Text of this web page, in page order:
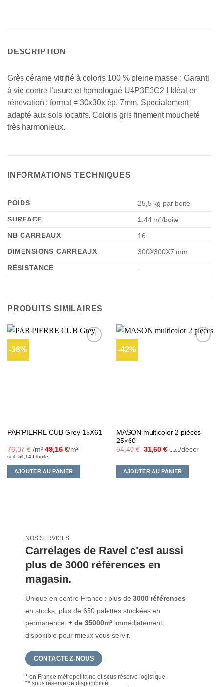
DESCRIPTION
Grès cérame vitrifié à coloris 100 % pleine masse : Garanti
à vie contre l’usure et homologué U4P3E3C2 ! Idéal en
rénovation : format = 30x30x ép. 7mm. Spécialement
adapté aux sols locatifs. Coloris gris finement moucheté
très harmonieux.
INFORMATIONS TECHNIQUES
POIDS
25,5 kg par boite
SURFACE
1.44 m²/boite
NB CARREAUX
16
DIMENSIONS CARREAUX
300X300X7 mm
RÉSISTANCE
PRODUITS SIMILAIRES
-36%
PAR’PIERRE CUB Grey 15X61
76,37€ /m² 49,16 €/m²
soit: 50,14 €/boite
AJOUTER AU PANIER
-42%
MASON multicolor 2 pièces
25×60
54,40€ Le
était :
54,40 €.
31,60 €Le
est :
31,60 €.
t.t.c. /décor
AJOUTER AU PANIER
NOS SERVICES
Carrelages de Ravel c'est aussi
plus de 3000 références en
magasin.
Unique en centre France : plus de3000 références
en stocks, plus de 650 palettes stockées en
permanence,+ de 35000m² immédiatement
disponible pour mieux vous servir.
CONTACTEZ-NOUS
* en France métropolitaine et sous réserve logistique.
** sous réserve de disponibilité.